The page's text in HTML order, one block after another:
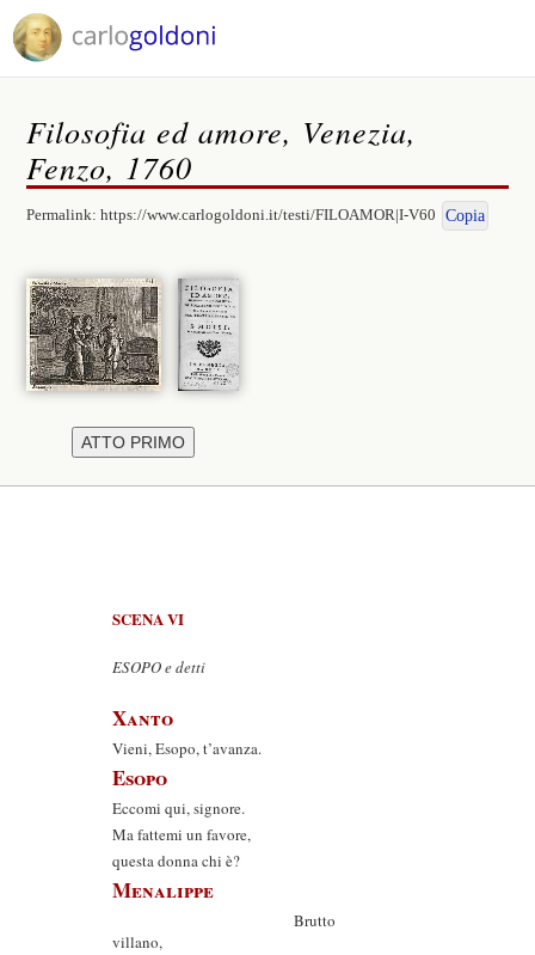
Filosofia ed amore, Venezia,
Fenzo, 1760
Permalink:https://www.carlogoldoni.it/testi/FILOAMOR|I-V60 Copia
SCENA VI
ESOPO e detti
Xanto
Vieni, Esopo, t’avanza.
Esopo
Eccomi qui, signore.
Ma fattemi un favore,
questa donna chi è?
Menalippe
Brutto
villano,